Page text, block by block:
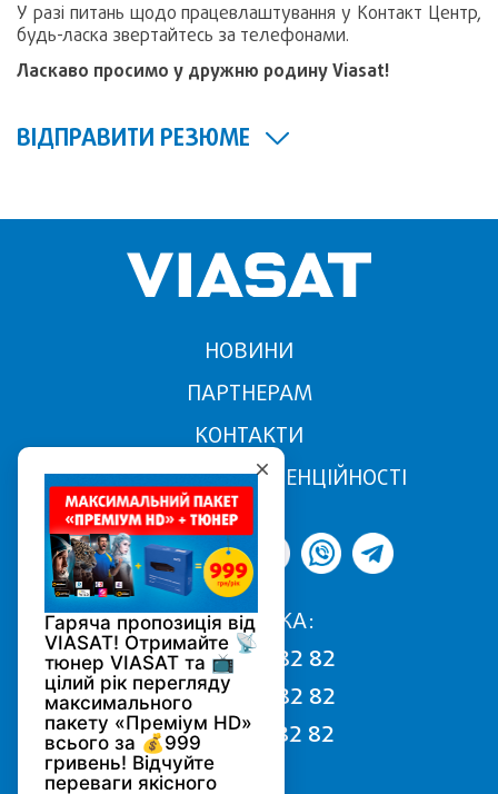
У разі питань щодо працевлаштування у Контакт Центр,
будь-ласка звертайтесь за телефонами.
Ласкаво просимо у дружню родину Viasat!
ВІДПРАВИТИ РЕЗЮМЕ
НОВИНИ
ПАРТНЕРАМ
КОНТАКТИ
ПОЛІТИКА КОНФІДЕНЦІЙНОСТІ
ПІДТРИМКА:
068 170 82 82
050 170 82 82
093 170 82 82